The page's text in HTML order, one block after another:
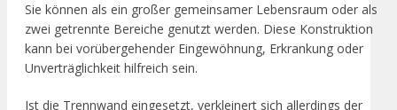
Sie können als ein großer gemeinsamer Lebensraum oder als
zwei getrennte Bereiche genutzt werden. Diese Konstruktion
kann bei vorübergehender Eingewöhnung, Erkrankung oder
Unverträglichkeit hilfreich sein.
Ist die Trennwand eingesetzt, verkleinert sich allerdings der